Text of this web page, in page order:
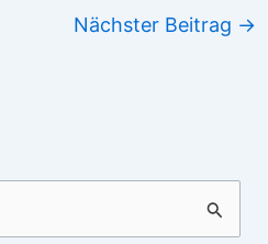
Nächster Beitrag →